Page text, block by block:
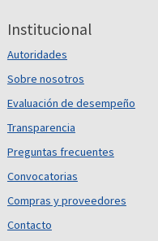
Institucional
Autoridades
Sobre nosotros
Evaluación de desempeño
Transparencia
Preguntas frecuentes
Convocatorias
Compras y proveedores
Contacto